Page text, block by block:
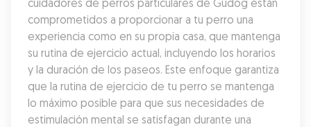
cuidadores de perros particulares de Gudog están
comprometidos a proporcionar a tu perro una
experiencia como en su propia casa, que mantenga
su rutina de ejercicio actual, incluyendo los horarios
y la duración de los paseos. Este enfoque garantiza
que la rutina de ejercicio de tu perro se mantenga
lo máximo posible para que sus necesidades de
estimulación mental se satisfagan durante una